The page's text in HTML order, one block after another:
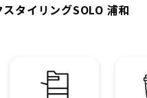
タイリングSOLO 浦和